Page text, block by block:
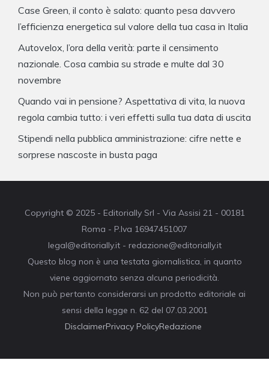
Case Green, il conto è salato: quanto pesa davvero
l’efficienza energetica sul valore della tua casa in Italia
Autovelox, l’ora della verità: parte il censimento
nazionale. Cosa cambia su strade e multe dal 30
novembre
Quando vai in pensione? Aspettativa di vita, la nuova
regola cambia tutto: i veri effetti sulla tua data di uscita
Stipendi nella pubblica amministrazione: cifre nette e
sorprese nascoste in busta paga
Copyright © 2025 - Editorially Srl - Via Assisi 21 - 00181
Roma - P.Iva 16947451007
legal@editorially.it - redazione@editorially.it
Questo blog non è una testata giornalistica, in quanto
viene aggiornato senza alcuna periodicità.
Non può pertanto considerarsi un prodotto editoriale ai
sensi della legge n. 62 del 07.03.2001
DisclaimerPrivacy PolicyRedazione